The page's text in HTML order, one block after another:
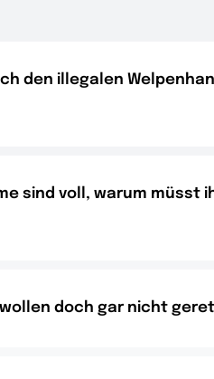
den illegalen
sind voll, warum müsst
doch gar nicht